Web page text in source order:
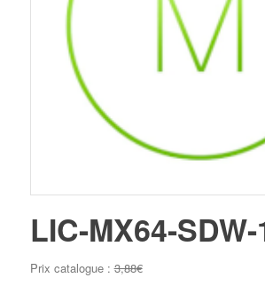
LIC-MX64-SDW-
Prix catalogue :3,88€